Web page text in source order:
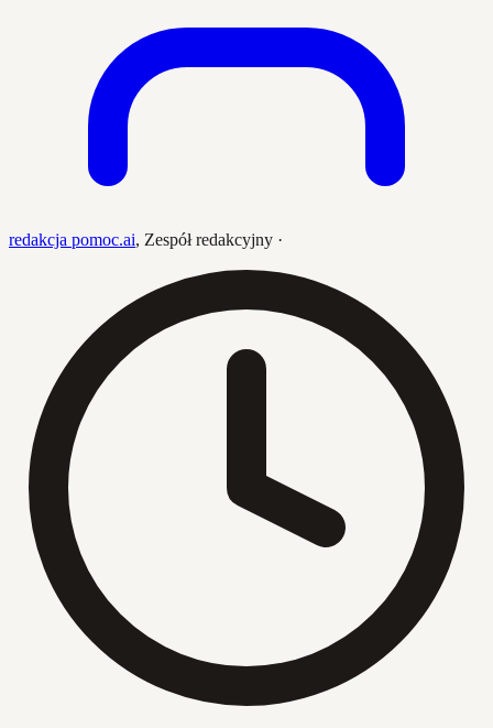
redakcja pomoc.ai, Zespół redakcyjny ·